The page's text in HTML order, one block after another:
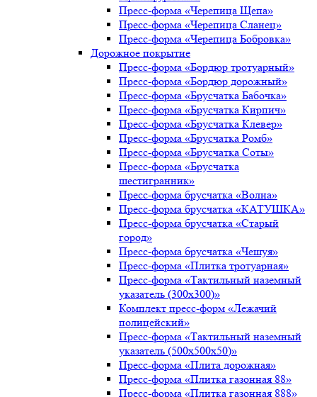
Пресс-форма «Черепица Щепа»
Пресс-форма «Черепица Сланец»
Пресс-форма «Черепица Бобровка»
Дорожное покрытие
Пресс-форма «Бордюр тротуарный»
Пресс-форма «Бордюр дорожный»
Пресс-форма «Брусчатка Бабочка»
Пресс-форма «Брусчатка Кирпич»
Пресс-форма «Брусчатка Клевер»
Пресс-форма «Брусчатка Ромб»
Пресс-форма «Брусчатка Соты»
Пресс-форма «Брусчатка
шестигранник»
Пресс-форма брусчатка «Волна»
Пресс-форма брусчатка «КАТУШКА»
Пресс-форма брусчатка «Старый
город»
Пресс-форма брусчатка «Чешуя»
Пресс-форма «Плитка тротуарная»
Пресс-форма «Тактильный наземный
указатель (300х300)»
Комплект пресс-форм «Лежачий
полицейский»
Пресс-форма «Тактильный наземный
указатель (500х500х50)»
Пресс-форма «Плита дорожная»
Пресс-форма «Плитка газонная 88»
Пресс-форма «Плитка газонная 888»